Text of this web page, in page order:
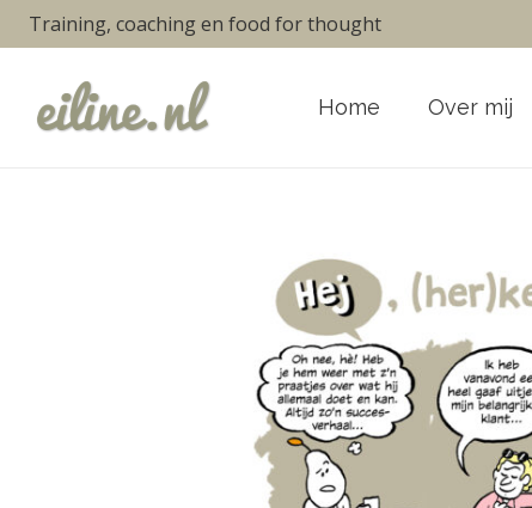
Training, coaching en food for thought
Home Over mij